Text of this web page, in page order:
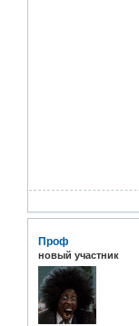
Проф
новый участник